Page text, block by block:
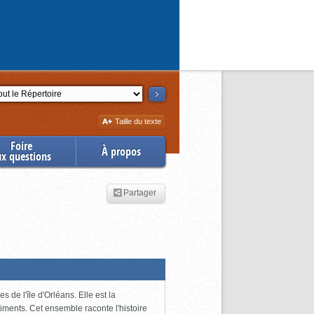
Augmenter
la
Taille du texte
Foire
questions À propos
Partager
de l'île d'Orléans. Elle est la
Cet ensemble raconte l'histoire